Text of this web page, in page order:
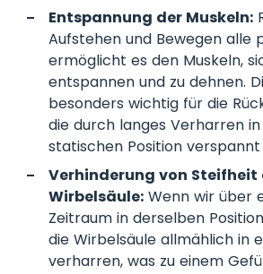
Entspannung der Muskeln:
Aufstehen und Bewegen alle
ermöglicht es den Muskeln,
entspannen und zu dehnen.
besonders wichtig für die
die durch langes Verharren
statischen Position
Verhinderung von Steifheit
Wirbelsäule: Wenn wir über
Zeitraum in derselben
die Wirbelsäule allmählich in
verharren, was zu einem